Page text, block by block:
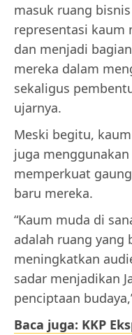
masuk ruang
representasi kaum
dan menjadi
mereka dalam
sekaligus
ujarnya.
Meski begitu,
juga
memperkuat
baru mereka.
“Kaum muda di
adalah ruang yang
meningkatkan
sadar menjadikan
penciptaan
Baca juga: KKP